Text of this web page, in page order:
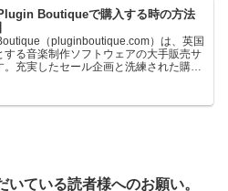
Boutiqueで購入する時の方法
（pluginboutique.com）は、英国
する音楽制作ソフトウェアの大手販売サ
。充実したセール企画と洗練された購入
おきたいこと価格表示に…
いている読者様へのお願い。